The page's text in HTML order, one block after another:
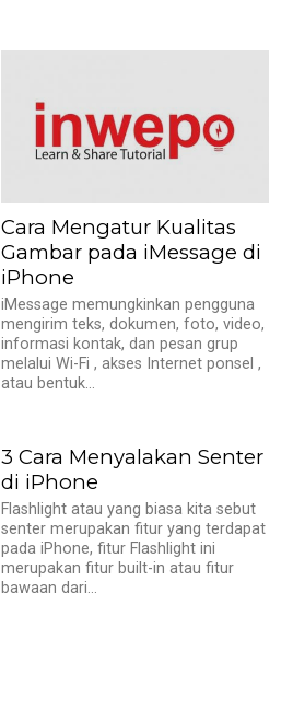
Cara Mengatur Kualitas
Gambar pada iMessage di
iPhone
iMessage memungkinkan pengguna
mengirim teks, dokumen, foto, video,
informasi kontak, dan pesan grup
melalui Wi-Fi , akses Internet ponsel ,
atau bentuk...
3 Cara Menyalakan Senter
di iPhone
Flashlight atau yang biasa kita sebut
senter merupakan fitur yang terdapat
pada iPhone, fitur Flashlight ini
merupakan fitur built-in atau fitur
bawaan dari...